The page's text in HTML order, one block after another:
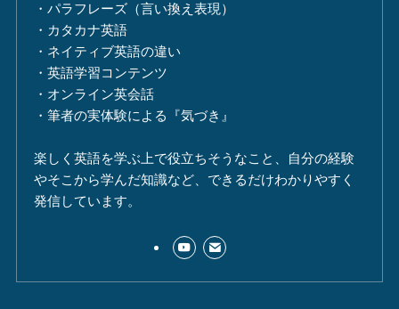
・パラフレーズ（言い換え表現）
・カタカナ英語
・ネイティブ英語の違い
・英語学習コンテンツ
・オンライン英会話
・筆者の実体験による『気づき』
楽しく英語を学ぶ上で役立ちそうなこと、自分の経験
やそこから学んだ知識など、できるだけわかりやすく
発信しています。